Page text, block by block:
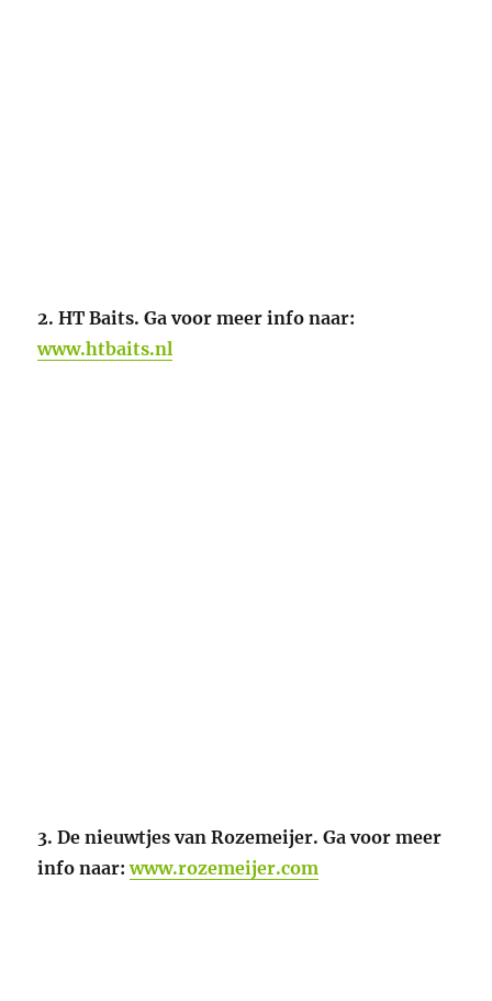
2. HT Baits. Ga voor meer info naar:
www.htbaits.nl
3. De nieuwtjes van Rozemeijer. Ga voor meer
info naar:www.rozemeijer.com